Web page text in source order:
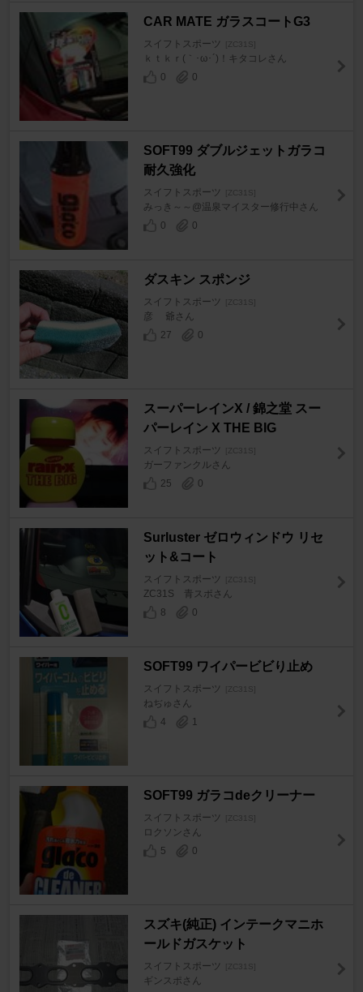
CAR MATE ガラスコートG3
スイフトスポーツ [ZC31S]
ｋｔｋｒ(｀･ω･´)！キタコレさん
0
0
SOFT99 ダブルジェットガラコ
耐久強化
スイフトスポーツ [ZC31S]
みっき～～@温泉マイスター修行中さん
0
0
ダスキン スポンジ
スイフトスポーツ [ZC31S]
彦 爺さん
27
0
スーパーレインX / 錦之堂 スー
パーレイン X THE BIG
スイフトスポーツ [ZC31S]
ガーファンクルさん
25
0
Surluster ゼロウィンドウ リセ
ット&コート
スイフトスポーツ [ZC31S]
ZC31S 青スポさん
8
0
SOFT99 ワイパービビり止め
スイフトスポーツ [ZC31S]
ねぢゅさん
4
1
SOFT99 ガラコdeクリーナー
スイフトスポーツ [ZC31S]
ロクソンさん
5
0
スズキ(純正) インテークマニホ
ールドガスケット
スイフトスポーツ [ZC31S]
ギンスポさん